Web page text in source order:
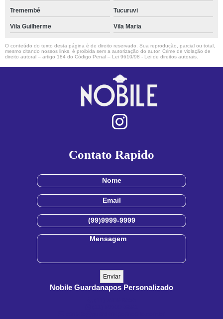
Tremembé Tucuruvi
Vila Guilherme Vila Maria
O conteúdo do texto desta página é de direito reservado. Sua reprodução, parcial ou total,
mesmo citando nossos links, é proibida sem a autorização do autor. Crime de violação de
direito autoral – artigo 184 do Código Penal – Lei 9610/98 - Lei de direitos autorais
Contato Rapido
Nobile Guardanapos Personalizado